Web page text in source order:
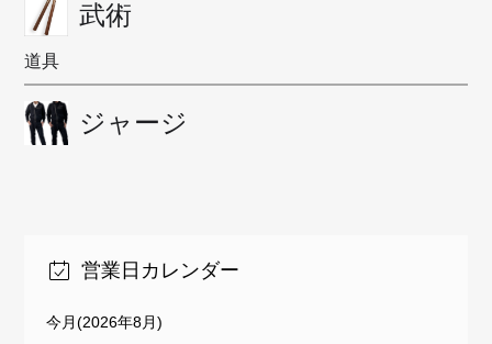
武術
道具
ジャージ
営業日カレンダー
今月(2026年8月)